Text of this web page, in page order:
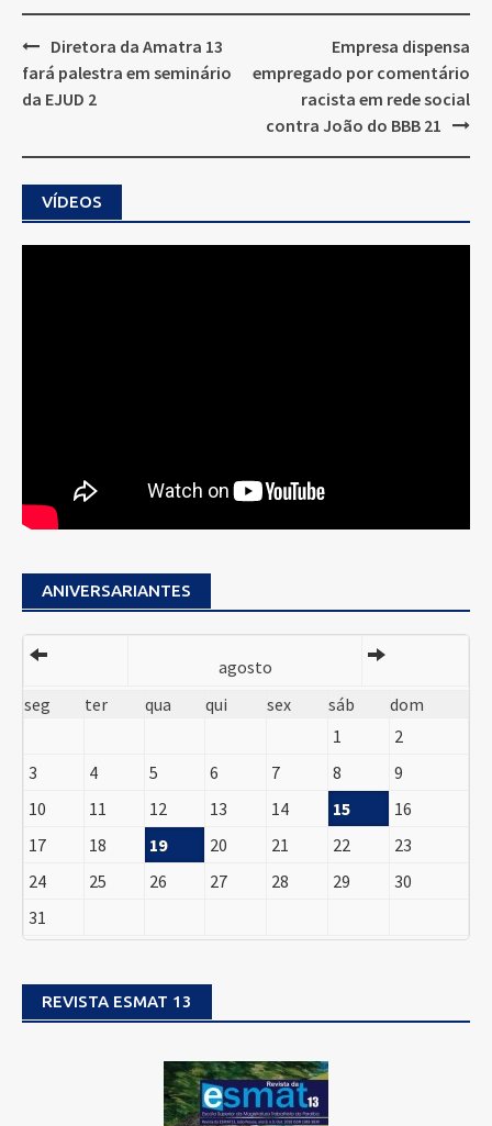
Post
navigation
Diretora da Amatra 13
fará palestra em seminário
da EJUD 2
Empresa dispensa
empregado por comentário
racista em rede social
contra João do BBB 21
VÍDEOS
ANIVERSARIANTES
agosto
seg
ter qua qui sex sáb
dom
1
2
3
4 5 6 7 8
9
10
11 12 13 14 15
16
17
18 19 20 21 22
23
24
25 26 27 28 29
30
31
REVISTA ESMAT 13